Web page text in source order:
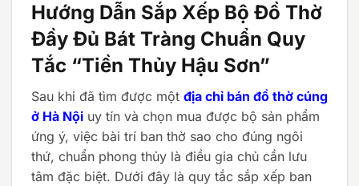
Hướng Dẫn Sắp Xếp Bộ Đồ Thờ
Đầy Đủ Bát Tràng Chuẩn Quy
Tắc “Tiền Thủy Hậu Sơn”
Sau khi đã tìm được một địa chỉ bán đồ thờ cúng
ở Hà Nội uy tín và chọn mua được bộ sản phẩm
ứng ý, việc bài trí ban thờ sao cho đúng ngôi
thứ, chuẩn phong thủy là điều gia chủ cần lưu
tâm đặc biệt. Dưới đây là quy tắc sắp xếp ban